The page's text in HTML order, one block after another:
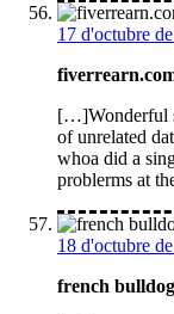
17 d'octubre
[…]Wonderful
of unrelated
whoa did a
problerms at
18 d'octubre
french